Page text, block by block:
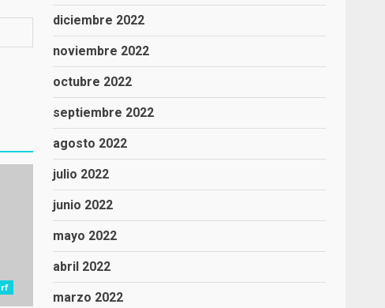
diciembre 2022
noviembre 2022
octubre 2022
septiembre 2022
agosto 2022
julio 2022
junio 2022
mayo 2022
abril 2022
marzo 2022